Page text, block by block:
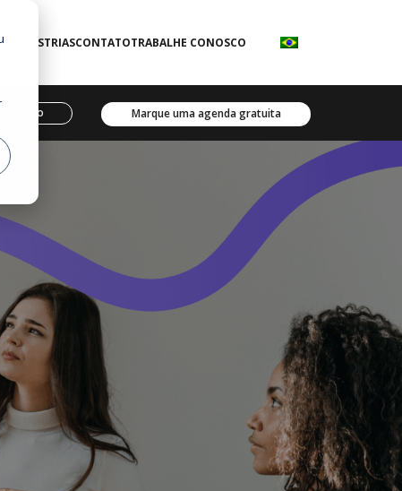
Marque uma agenda gratuita
projeto
INDÚSTRIASCONTATOTRABALHE CONOSCO